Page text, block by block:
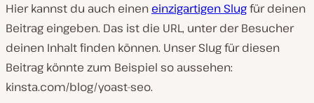
Hier kannst du auch einen einzigartigen Slugfür deinen
Beitrag eingeben. Das ist die URL, unter der Besucher
deinen Inhalt finden können. Unser Slug für diesen
Beitrag könnte zum Beispiel so aussehen:
kinsta.com/blog/yoast-seo.